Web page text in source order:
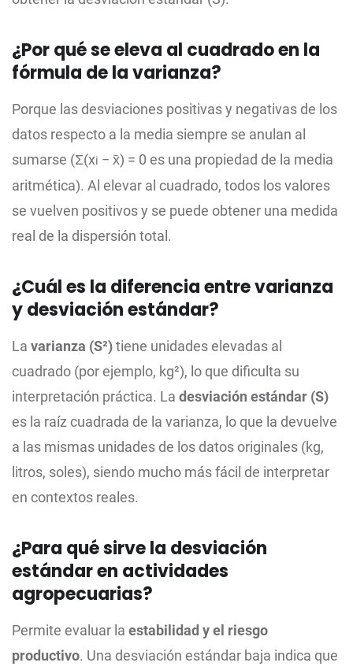
¿Por qué se eleva al cuadrado en la
fórmula de la varianza?
Porque las desviaciones positivas y negativas de los
datos respecto a la media siempre se anulan al
sumarse (Σ(xi − x̄) = 0 es una propiedad de la media
aritmética). Al elevar al cuadrado, todos los valores
se vuelven positivos y se puede obtener una medida
real de la dispersión total.
¿Cuál es la diferencia entre varianza
y desviación estándar?
La varianza (S²)tiene unidades elevadas al
cuadrado (por ejemplo, kg²), lo que dificulta su
interpretación práctica. La desviación estándar (S)
es la raíz cuadrada de la varianza, lo que la devuelve
a las mismas unidades de los datos originales (kg,
litros, soles), siendo mucho más fácil de interpretar
en contextos reales.
¿Para qué sirve la desviación
estándar en actividades
agropecuarias?
Permite evaluar la estabilidad y el riesgo
productivo. Una desviación estándar baja indica que